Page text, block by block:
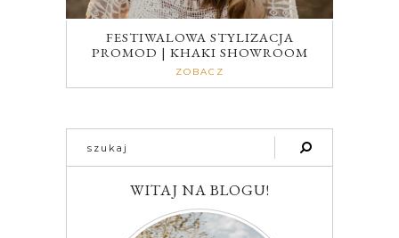
FESTIWALOWA STYLIZACJA
PROMOD | KHAKI SHOWROOM
ZOBACZ
WITAJ NA BLOGU!